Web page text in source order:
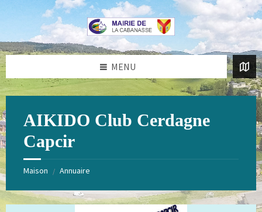
Aller
Passer
page
MENU
AIKIDO Club Cerdagne
Capcir
Maison / Annuaire